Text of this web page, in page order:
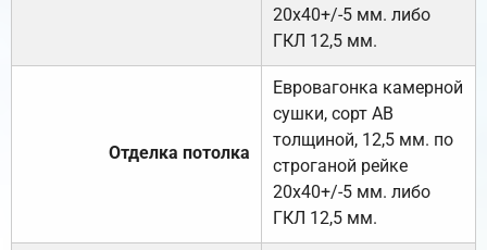
20х40+/-5 мм. либо
ГКЛ 12,5 мм.
Отделка потолка
Евровагонка камерной
сушки, сорт АВ
толщиной, 12,5 мм. по
строганой рейке
20х40+/-5 мм. либо
ГКЛ 12,5 мм.